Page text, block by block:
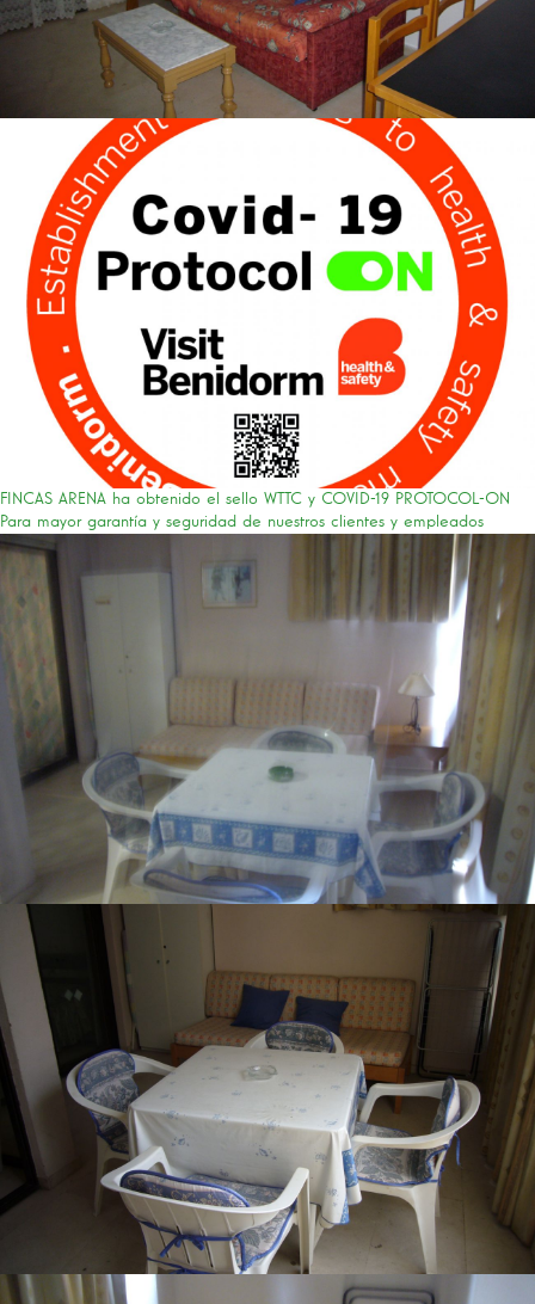
FINCAS ARENA ha obtenido el sello WTTC y COVID-19 PROTOCOL-ON
Para mayor garantía y seguridad de nuestros clientes y empleados